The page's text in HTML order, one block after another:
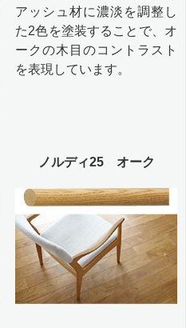
アッシュ材に濃淡を調整し
た2色を塗装することで、オ
ークの木目のコントラスト
を表現しています。
ノルディ25 オーク